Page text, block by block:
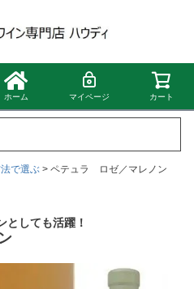
ホーム マイページ カート
で選ぶ ペテュラ ロゼ／マレノン
としても活躍！